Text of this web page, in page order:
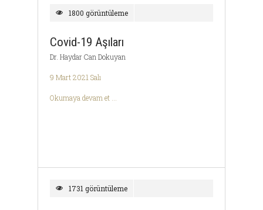
1800 görüntüleme
Covid-19 Aşıları
Dr. Haydar Can Dokuyan
9 Mart 2021 Salı
Okumaya devam et ...
1731 görüntüleme